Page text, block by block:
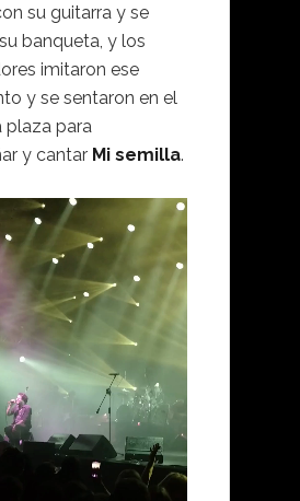
su guitarra y se
banqueta, y los
imitaron ese
y se sentaron en el
plaza para
y cantar Mi semilla.